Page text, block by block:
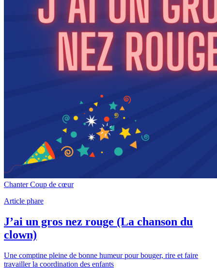
Chanter Coup de cœur
Article phare
J’ai un gros nez rouge (La chanson du
clown)
Une comptine pleine de bonne humeur pour bouger, rire et faire
travailler la coordination des enfants